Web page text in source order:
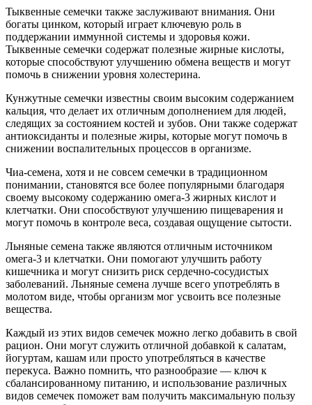
Тыквенные семечки также заслуживают внимания. Они
богаты цинком, который играет ключевую роль в
поддержании иммунной системы и здоровья кожи.
Тыквенные семечки содержат полезные жирные кислоты,
которые способствуют улучшению обмена веществ и могут
помочь в снижении уровня холестерина.
Кунжутные семечки известны своим высоким содержанием
кальция, что делает их отличным дополнением для людей,
следящих за состоянием костей и зубов. Они также содержат
антиоксиданты и полезные жиры, которые могут помочь в
снижении воспалительных процессов в организме.
Чиа-семена, хотя и не совсем семечки в традиционном
понимании, становятся все более популярными благодаря
своему высокому содержанию омега-3 жирных кислот и
клетчатки. Они способствуют улучшению пищеварения и
могут помочь в контроле веса, создавая ощущение сытости.
Льняные семена также являются отличным источником
омега-3 и клетчатки. Они помогают улучшить работу
кишечника и могут снизить риск сердечно-сосудистых
заболеваний. Льняные семена лучше всего употреблять в
молотом виде, чтобы организм мог усвоить все полезные
вещества.
Каждый из этих видов семечек можно легко добавить в свой
рацион. Они могут служить отличной добавкой к салатам,
йогуртам, кашам или просто употребляться в качестве
перекуса. Важно помнить, что разнообразие — ключ к
сбалансированному питанию, и использование различных
видов семечек поможет вам получить максимальную пользу